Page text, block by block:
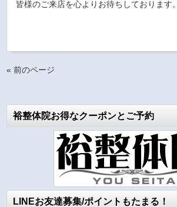
皆様のご来店を心よりお待ちしております。
« 前のページ
裕整体院お得なクーポンとご予約
LINEお友達募集/ポイントもたまる！